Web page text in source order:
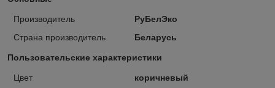
Производитель
РуБелЭко
Страна производитель
Беларусь
Пользовательские характеристики
Цвет
коричневый